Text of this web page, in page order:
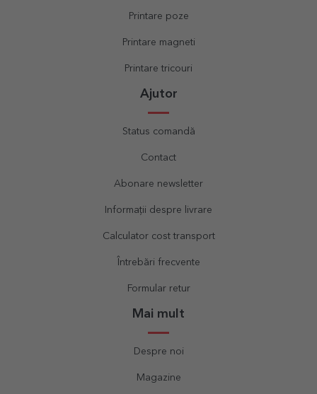
Printare poze
Printare magneti
Printare tricouri
Ajutor
Status comandă
Contact
Abonare newsletter
Informații despre livrare
Calculator cost transport
Întrebări frecvente
Formular retur
Mai mult
Despre noi
Magazine